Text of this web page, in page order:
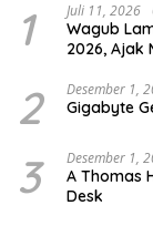
1 Juli 11, 2026
Wagub
2026, Ajak
2 Desember 1,
Gigabyte
3 Desember 1,
A Thomas
Desk